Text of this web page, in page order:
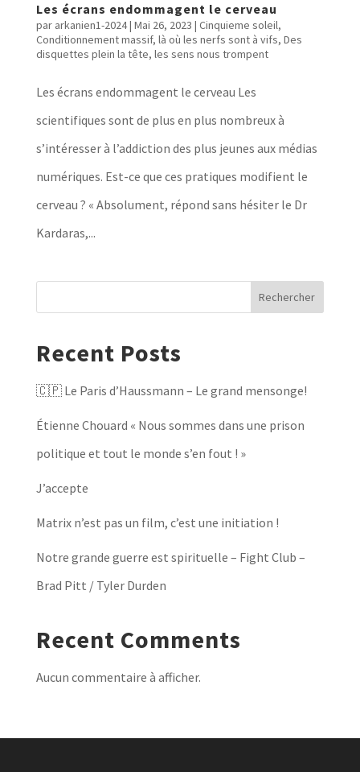
Les écrans endommagent le cerveau
par arkanien1-2024| Mai 26, 2023 | Cinquieme soleil,
Conditionnement massif, là où les nerfs sont à vifs, Des
disquettes plein la tête, les sens nous trompent
Les écrans endommagent le cerveau Les
scientifiques sont de plus en plus nombreux à
s’intéresser à l’addiction des plus jeunes aux médias
numériques. Est-ce que ces pratiques modifient le
cerveau ? « Absolument, répond sans hésiter le Dr
Kardaras,...
Rechercher
Recent Posts
🇨🇵 Le Paris d’Haussmann – Le grand mensonge!
Étienne Chouard « Nous sommes dans une prison
politique et tout le monde s’en fout ! »
J’accepte
Matrix n’est pas un film, c’est une initiation !
Notre grande guerre est spirituelle – Fight Club –
Brad Pitt / Tyler Durden
Recent Comments
Aucun commentaire à afficher.